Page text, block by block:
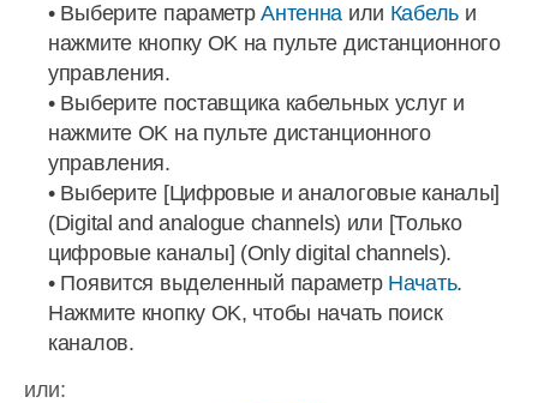
• Выберите параметрАнтенна или Кабель и
нажмите кнопку OK на пульте дистанционного
управления.
• Выберите поставщика кабельных услуг и
нажмите OK на пульте дистанционного
управления.
• Выберите [Цифровые и аналоговые каналы]
(Digital and analogue channels) или [Только
цифровые каналы] (Only digital channels).
• Появится выделенный параметр Начать.
Нажмите кнопку OK, чтобы начать поиск
каналов.
или: